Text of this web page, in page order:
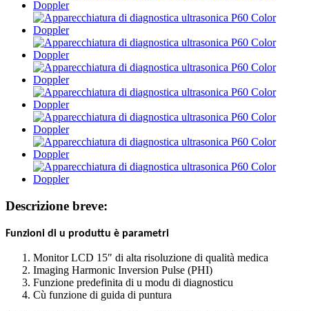
Descrizione breve:
Funzioni di u produttu è parametri
Monitor LCD 15″ di alta risoluzione di qualità medica
Imaging Harmonic Inversion Pulse (PHI)
Funzione predefinita di u modu di diagnosticu
Cù funzione di guida di puntura